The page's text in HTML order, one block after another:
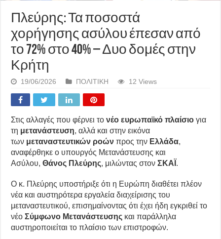
Πλεύρης: Τα ποσοστά
χορήγησης ασύλου έπεσαν από
το 72% στο 40% – Δυο δομές στην
Κρήτη
19/06/2026 ΠΟΛΙΤΙΚΗ 12 Views
Στις αλλαγές που φέρνει τονέο ευρωπαϊκό πλαίσιογια
τη μετανάστευση, αλλά και στην εικόνα
των μεταναστευτικών ροών προς την Ελλάδα,
αναφέρθηκε ο υπουργός Μετανάστευσης και
Ασύλου,Θάνος Πλεύρης, μιλώντας στονΣΚΑΪ .
Ο κ. Πλεύρης υποστήριξε ότι η Ευρώπη διαθέτει πλέον
νέα και αυστηρότερα εργαλεία διαχείρισης του
μεταναστευτικού, επισημαίνοντας ότι έχει ήδη εγκριθεί το
νέοΣύμφωνο Μετανάστευσης και παράλληλα
αυστηροποιείται το πλαίσιο των επιστροφών.